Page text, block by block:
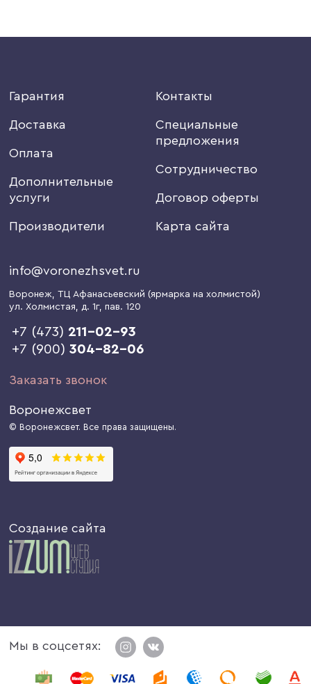
Гарантия
Доставка
Оплата
Дополнительные
услуги
Производители
Контакты
Специальные
предложения
Сотрудничество
Договор оферты
Карта сайта
info@voronezhsvet.ru
Воронеж, ТЦ Афанасьевский (ярмарка на холмистой)
ул. Холмистая, д. 1г, пав. 120
+7 (473) 211-02-93
+7 (900)304-82-06
Заказать звонок
Воронежсвет
© Воронежсвет. Все права защищены.
Создание сайта
Мы в соцсетях: